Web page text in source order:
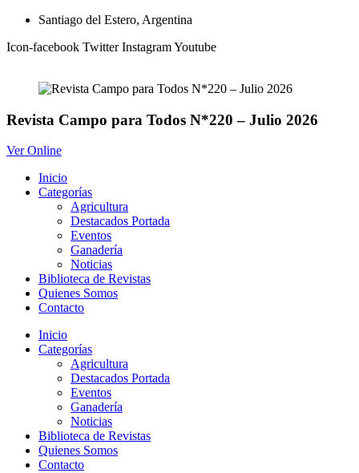
contenido
Santiago del Estero, Argentina
Icon-facebook Twitter InstagramYoutube
Revista Campo para Todos N*220 – Julio 2026
Ver Online
Inicio
Categorías
Agricultura
Destacados Portada
Eventos
Ganadería
Noticias
Biblioteca de Revistas
Quienes Somos
Contacto
Inicio
Categorías
Agricultura
Destacados Portada
Eventos
Ganadería
Noticias
Biblioteca de Revistas
Quienes Somos
Contacto